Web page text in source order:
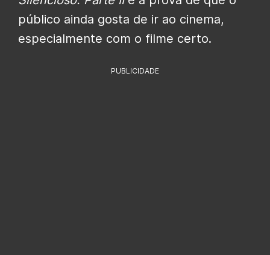
público ainda gosta de ir ao cinema,
especialmente com o filme certo.
PUBLICIDADE